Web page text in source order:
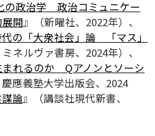
の政治学 政治コミュニケー
開』（新曜社、2022年）、
の「大衆社会」論 「マス」
ネルヴァ書房、2024年）、
まれるのか Qアノンとソーシ
應義塾大学出版会、2024
論』（講談社現代新書、
ダウンロード